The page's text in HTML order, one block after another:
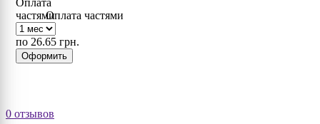
Оплата частями
по 26.65 грн.
Оформить
0 отзывов